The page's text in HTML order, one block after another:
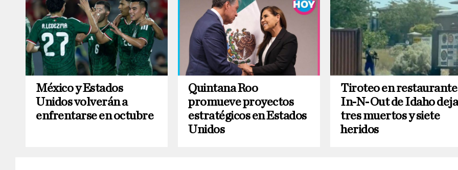
México y Estados
Unidos volverán a
enfrentarse en octubre
Quintana Roo
promueve proyectos
estratégicos en Estados
Unidos
Tiroteo en restaurante
In-N-Out de Idaho deja
tres muertos y siete
heridos